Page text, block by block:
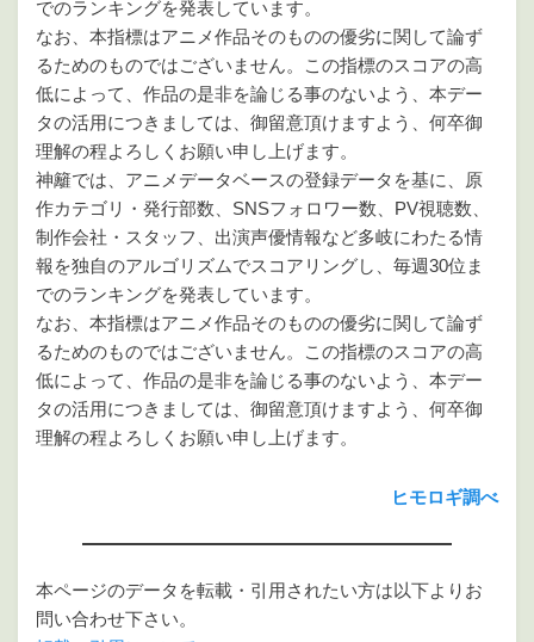
でのランキングを発表しています。
なお、本指標はアニメ作品そのものの優劣に関して論ず
るためのものではございません。この指標のスコアの高
低によって、作品の是非を論じる事のないよう、本デー
タの活用につきましては、御留意頂けますよう、何卒御
理解の程よろしくお願い申し上げます。
神籬では、アニメデータベースの登録データを基に、原
作カテゴリ・発行部数、SNSフォロワー数、PV視聴数、
制作会社・スタッフ、出演声優情報など多岐にわたる情
報を独自のアルゴリズムでスコアリングし、毎週30位ま
でのランキングを発表しています。
なお、本指標はアニメ作品そのものの優劣に関して論ず
るためのものではございません。この指標のスコアの高
低によって、作品の是非を論じる事のないよう、本デー
タの活用につきましては、御留意頂けますよう、何卒御
理解の程よろしくお願い申し上げます。
ヒモロギ調べ
本ページのデータを転載・引用されたい方は以下よりお
問い合わせ下さい。